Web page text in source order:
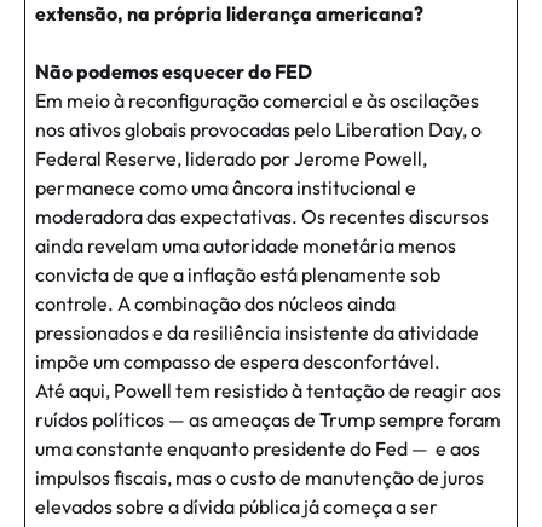
extensão, na própria liderança americana?
Não podemos esquecer do FED
Em meio à reconfiguração comercial e às oscilações
nos ativos globais provocadas pelo Liberation Day, o
Federal Reserve, liderado por Jerome Powell,
permanece como uma âncora institucional e
moderadora das expectativas. Os recentes discursos
ainda revelam uma autoridade monetária menos
convicta de que a inflação está plenamente sob
controle. A combinação dos núcleos ainda
pressionados e da resiliência insistente da atividade
impõe um compasso de espera desconfortável.
Até aqui, Powell tem resistido à tentação de reagir aos
ruídos políticos — as ameaças de Trump sempre foram
uma constante enquanto presidente do Fed — e aos
impulsos fiscais, mas o custo de manutenção de juros
elevados sobre a dívida pública já começa a ser